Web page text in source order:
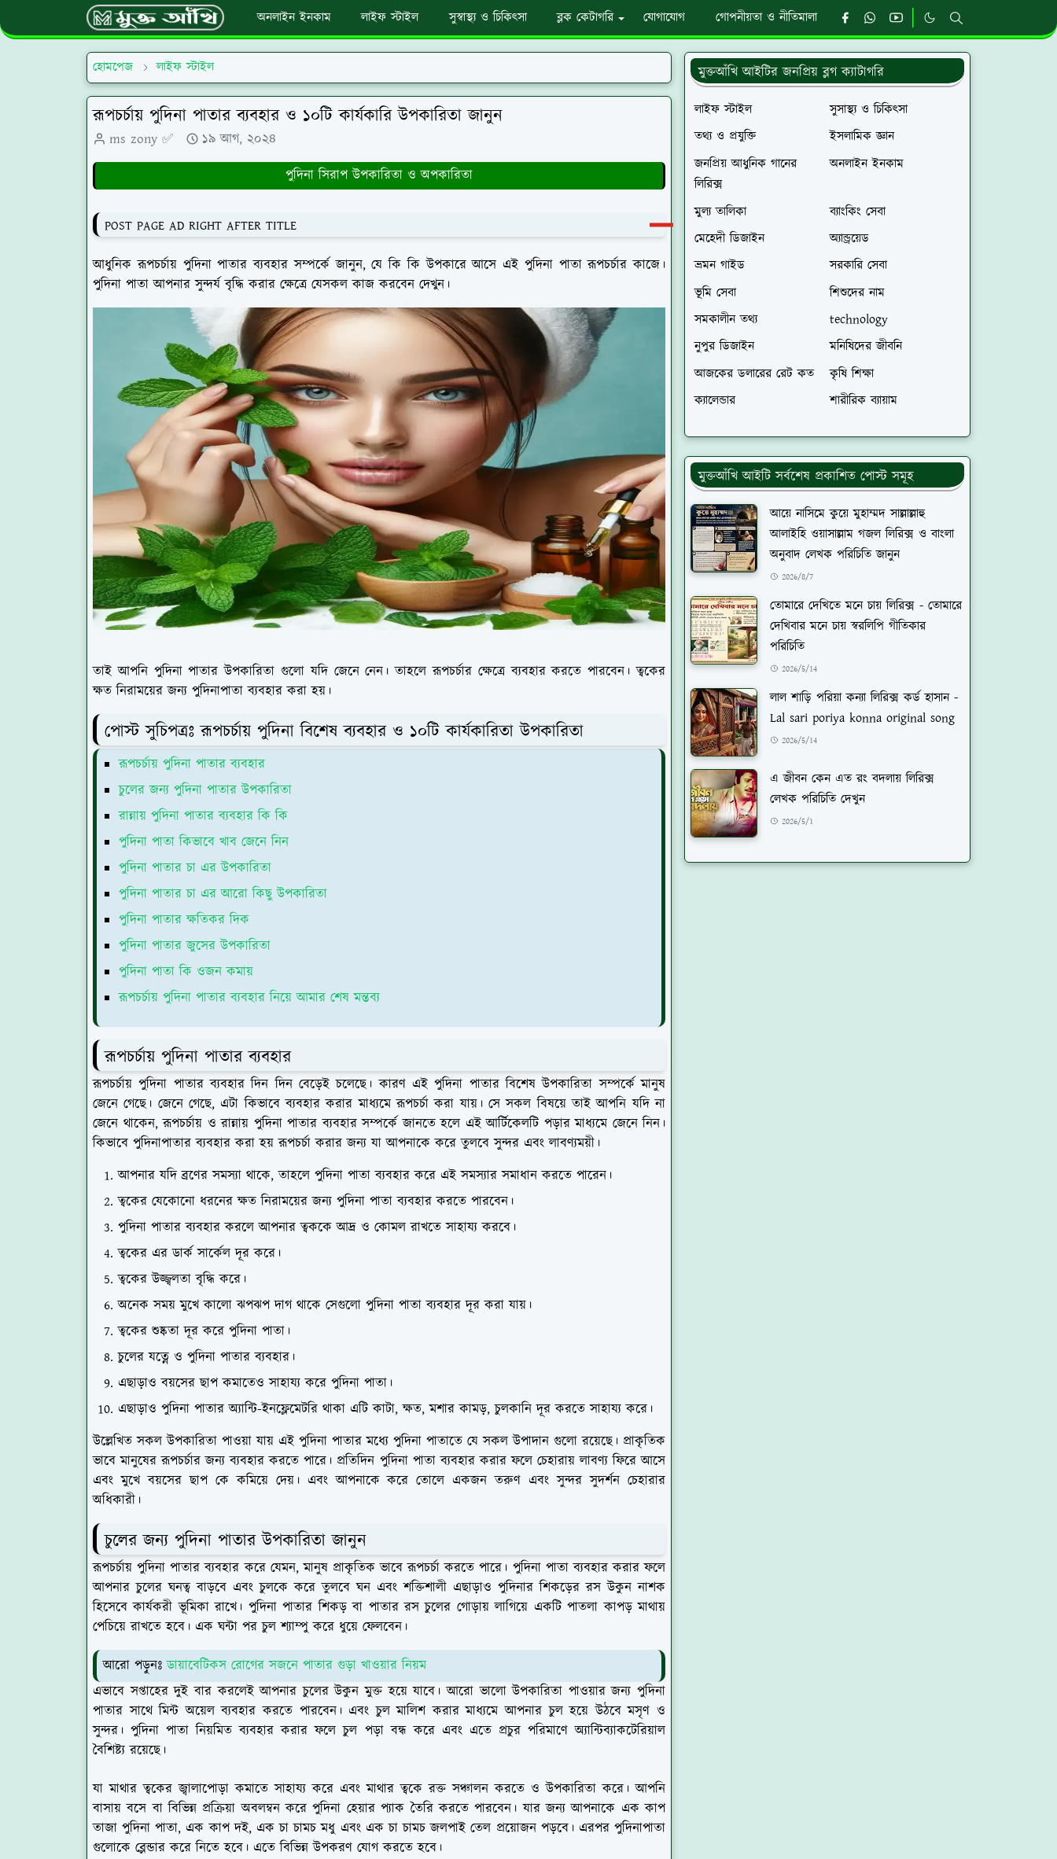
অনলাইন ইনকাম লাইফ স্টাইল সুস্বাস্থ্য ও চিকিৎসা ব্লক কেটাগরি যোগাযোগ গোপনীয়তা ও নীতিমালা
হোমপেজ লাইফ স্টাইল
রূপচর্চায় পুদিনা পাতার ব্যবহার ও ১০টি কার্যকারি উপকারিতা জানুন
ms zony ✅
১৯ আগ, ২০২৪
পুদিনা সিরাপ উপকারিতা ও অপকারিতা
POST PAGE AD RIGHT AFTER TITLE
আধুনিক রূপচর্চায় পুদিনা পাতার ব্যবহার সম্পর্কে জানুন, যে কি কি উপকারে আসে এই পুদিনা পাতা রূপচর্চার কাজে।
পুদিনা পাতা আপনার সুন্দর্য বৃদ্ধি করার ক্ষেত্রে যেসকল কাজ করবেন দেখুন।
তাই আপনি পুদিনা পাতার উপকারিতা গুলো যদি জেনে নেন। তাহলে রূপচর্চার ক্ষেত্রে ব্যবহার করতে পারবেন। ত্বকের
ক্ষত নিরাময়ের জন্য পুদিনাপাতা ব্যবহার করা হয়।
পোস্ট সুচিপত্রঃ রূপচর্চায় পুদিনা বিশেষ ব্যবহার ও ১০টি কার্যকারিতা উপকারিতা
রূপচর্চায় পুদিনা পাতার ব্যবহার
চুলের জন্য পুদিনা পাতার উপকারিতা
রান্নায় পুদিনা পাতার ব্যবহার কি কি
পুদিনা পাতা কিভাবে খাব জেনে নিন
পুদিনা পাতার চা এর উপকারিতা
পুদিনা পাতার চা এর আরো কিছু উপকারিতা
পুদিনা পাতার ক্ষতিকর দিক
পুদিনা পাতার জুসের উপকারিতা
পুদিনা পাতা কি ওজন কমায়
রূপচর্চায় পুদিনা পাতার ব্যবহার নিয়ে আমার শেষ মন্তব্য
রূপচর্চায় পুদিনা পাতার ব্যবহার
রূপচর্চায় পুদিনা পাতার ব্যবহার দিন দিন বেড়েই চলেছে। কারণ এই পুদিনা পাতার বিশেষ উপকারিতা সম্পর্কে মানুষ
জেনে গেছে। জেনে গেছে, এটা কিভাবে ব্যবহার করার মাধ্যমে রূপচর্চা করা যায়। সে সকল বিষয়ে তাই আপনি যদি না
জেনে থাকেন, রূপচর্চায় ও রান্নায় পুদিনা পাতার ব্যবহার সম্পর্কে জানতে হলে এই আর্টিকেলটি পড়ার মাধ্যমে জেনে নিন।
কিভাবে পুদিনাপাতার ব্যবহার করা হয় রূপচর্চা করার জন্য যা আপনাকে করে তুলবে সুন্দর এবং লাবণ্যময়ী।
আপনার যদি ব্রণের সমস্যা থাকে, তাহলে পুদিনা পাতা ব্যবহার করে এই সমস্যার সমাধান করতে পারেন।
ত্বকের যেকোনো ধরনের ক্ষত নিরাময়ের জন্য পুদিনা পাতা ব্যবহার করতে পারবেন।
পুদিনা পাতার ব্যবহার করলে আপনার ত্বককে আদ্র ও কোমল রাখতে সাহায্য করবে।
ত্বকের এর ডার্ক সার্কেল দূর করে।
ত্বকের উজ্জ্বলতা বৃদ্ধি করে।
অনেক সময় মুখে কালো ঝপঝপ দাগ থাকে সেগুলো পুদিনা পাতা ব্যবহার দূর করা যায়।
ত্বকের শুষ্কতা দূর করে পুদিনা পাতা।
চুলের যত্নে ও পুদিনা পাতার ব্যবহার।
এছাড়াও বয়সের ছাপ কমাতেও সাহায্য করে পুদিনা পাতা।
এছাড়াও পুদিনা পাতার অ্যান্টি-ইনফ্লেমেটরি থাকা এটি কাটা, ক্ষত, মশার কামড়, চুলকানি দূর করতে সাহায্য করে।
উল্লেখিত সকল উপকারিতা পাওয়া যায় এই পুদিনা পাতার মধ্যে পুদিনা পাতাতে যে সকল উপাদান গুলো রয়েছে। প্রাকৃতিক
ভাবে মানুষের রূপচর্চার জন্য ব্যবহার করতে পারে। প্রতিদিন পুদিনা পাতা ব্যবহার করার ফলে চেহারায় লাবণ্য ফিরে আসে
এবং মুখে বয়সের ছাপ কে কমিয়ে দেয়। এবং আপনাকে করে তোলে একজন তরুণ এবং সুন্দর সুদর্শন চেহারার
অধিকারী।
চুলের জন্য পুদিনা পাতার উপকারিতা জানুন
রূপচর্চায় পুদিনা পাতার ব্যবহার করে যেমন, মানুষ প্রাকৃতিক ভাবে রূপচর্চা করতে পারে। পুদিনা পাতা ব্যবহার করার ফলে
আপনার চুলের ঘনত্ব বাড়বে এবং চুলকে করে তুলবে ঘন এবং শক্তিশালী এছাড়াও পুদিনার শিকড়ের রস উকুন নাশক
হিসেবে কার্যকরী ভূমিকা রাখে। পুদিনা পাতার শিকড় বা পাতার রস চুলের গোড়ায় লাগিয়ে একটি পাতলা কাপড় মাথায়
পেচিয়ে রাখতে হবে। এক ঘন্টা পর চুল শ্যাম্পু করে ধুয়ে ফেলবেন।
আরো পড়ুনঃডায়াবেটিকস রোগের সজনে পাতার গুড়া খাওয়ার নিয়ম
এভাবে সপ্তাহের দুই বার করলেই আপনার চুলের উকুন মুক্ত হয়ে যাবে। আরো ভালো উপকারিতা পাওয়ার জন্য পুদিনা
পাতার সাথে মিন্ট অয়েল ব্যবহার করতে পারবেন। এবং চুল মালিশ করার মাধ্যমে আপনার চুল হয়ে উঠবে মসৃণ ও
সুন্দর। পুদিনা পাতা নিয়মিত ব্যবহার করার ফলে চুল পড়া বন্ধ করে এবং এতে প্রচুর পরিমাণে অ্যান্টিব্যাকটেরিয়াল
বৈশিষ্ট্য রয়েছে।
যা মাথার ত্বকের জ্বালাপোড়া কমাতে সাহায্য করে এবং মাথার ত্বকে রক্ত সঞ্চালন করতে ও উপকারিতা করে। আপনি
বাসায় বসে বা বিভিন্ন প্রক্রিয়া অবলম্বন করে পুদিনা হেয়ার প্যাক তৈরি করতে পারবেন। যার জন্য আপনাকে এক কাপ
তাজা পুদিনা পাতা, এক কাপ দই, এক চা চামচ মধু এবং এক চা চামচ জলপাই তেল প্রয়োজন পড়বে। এরপর পুদিনাপাতা
গুলোকে ব্লেন্ডার করে নিতে হবে। এতে বিভিন্ন উপকরণ যোগ করতে হবে।
মুক্তআঁখি আইটির জনপ্রিয় ব্লগ ক্যাটাগরি
লাইফ স্টাইল
সুসাস্থ্য ও চিকিৎসা
তথ্য ও প্রযুক্তি
ইসলামিক জ্ঞান
জনপ্রিয় আধুনিক গানের
লিরিক্স
অনলাইন ইনকাম
মুল্য তালিকা
ব্যাংকিং সেবা
মেহেদী ডিজাইন
অ্যান্ড্রয়েড
ভ্রমন গাইড
সরকারি সেবা
ভূমি সেবা
শিশুদের নাম
সমকালীন তথ্য
technology
নুপুর ডিজাইন
মনিষিদের জীবনি
আজকের ডলারের রেট কত
কৃষি শিক্ষা
ক্যালেন্ডার
শারীরিক ব্যায়াম
মুক্তআঁখি আইটি সর্বশেষ প্রকাশিত পোস্ট সমূহ
আয়ে নাসিমে কুয়ে মুহাম্মদ সাল্লাল্লাহু
আলাইহি ওয়াসাল্লাম গজল লিরিক্স ও বাংলা
অনুবাদ লেখক পরিচিতি জানুন
2026/8/7
তোমারে দেখিতে মনে চায় লিরিক্স - তোমারে
দেখিবার মনে চায় স্বরলিপি গীতিকার
পরিচিতি
2026/5/14
লাল শাড়ি পরিয়া কন্যা লিরিক্স কর্ড হাসান -
Lal sari poriya konna original song
2026/5/14
এ জীবন কেন এত রং বদলায় লিরিক্স
লেখক পরিচিতি দেখুন
2026/5/1